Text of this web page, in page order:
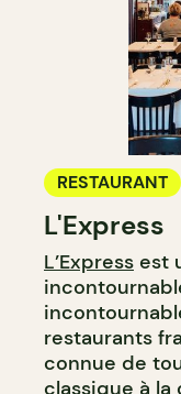
RESTAURANT
L'Express
L’Express est
restaurants
connue de
classique à la